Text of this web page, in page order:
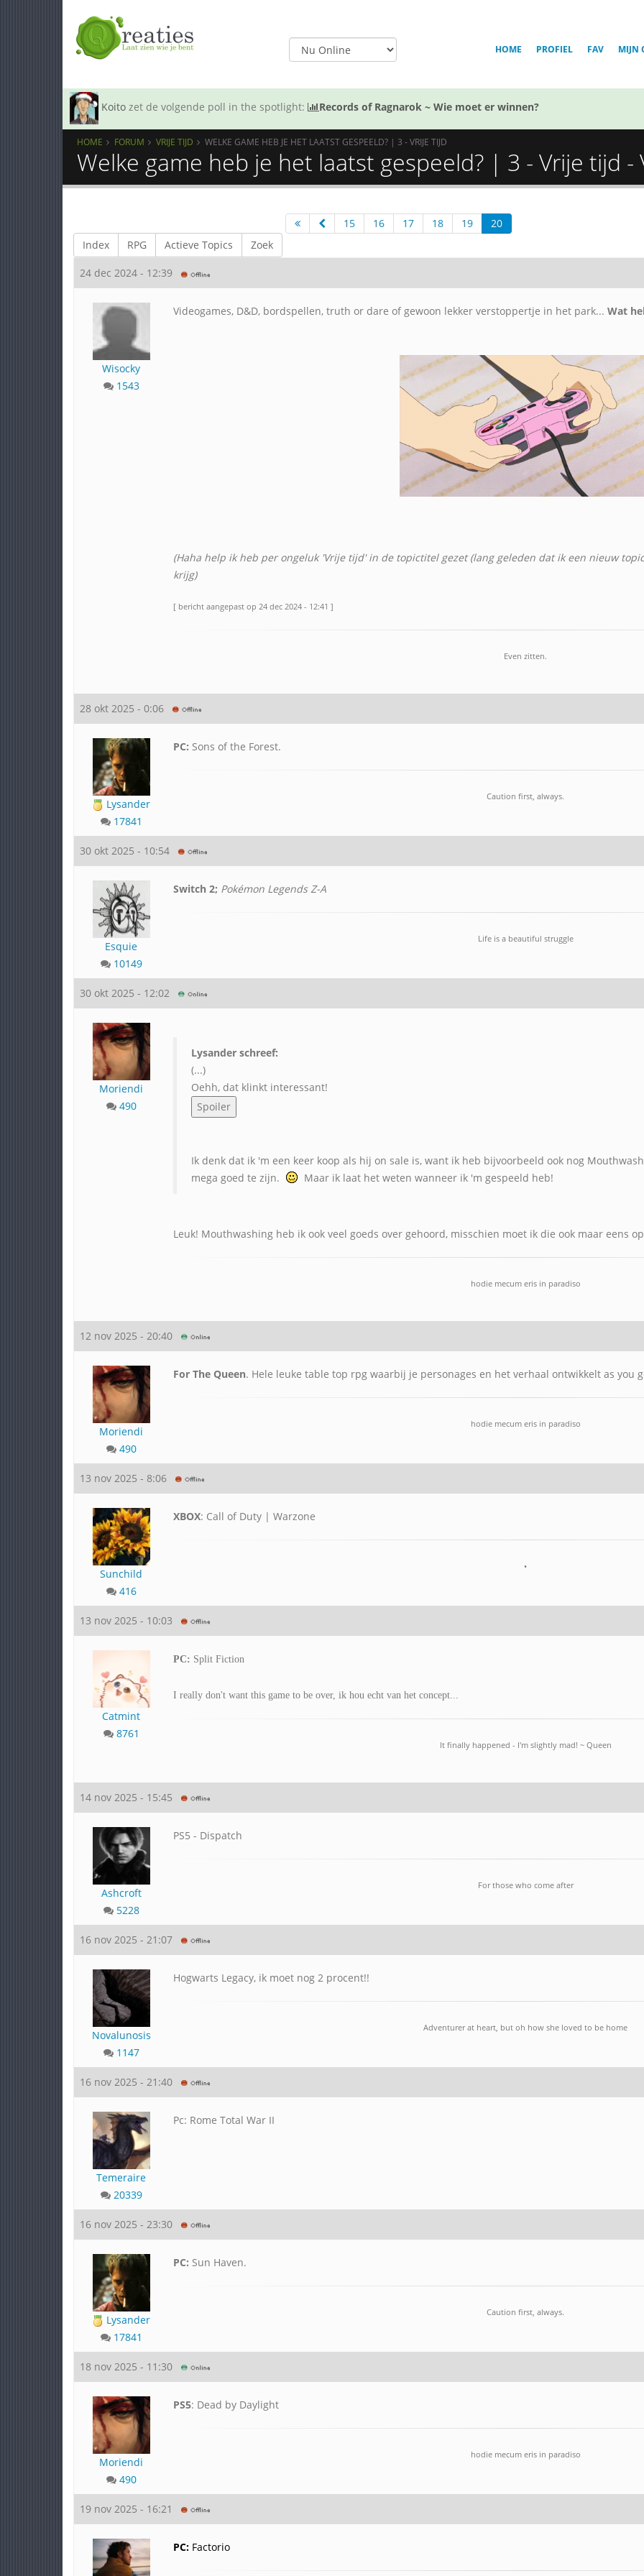
HOME PROFIEL FAV MIJN
Koito zet de volgende poll in the spotlight: Records of Ragnarok ~ Wie moet er winnen?
HOME FORUM VRIJE TIJD WELKE GAME HEB JE HET LAATST GESPEELD? | 3 - VRIJE TIJD
Welke game heb je het laatst gespeeld? | 3 - Vrije tijd -
Index RPG Actieve Topics Zoek
15 16 17 18 19 20
24 dec 2024 - 12:39
Wisocky
1543
Videogames, D&D, bordspellen, truth or dare of gewoon lekker verstoppertje in het park... Wat
(Haha help ik heb per ongeluk 'Vrije tijd' in de topictitel gezet (lang geleden dat ik een nieuw
krijg)
[ bericht aangepast op 24 dec 2024 - 12:41 ]
Even zitten.
28 okt 2025 - 0:06
Lysander
17841
PC: Sons of the Forest.
Caution first, always.
30 okt 2025 - 10:54
Esquie
10149
Switch 2; Pokémon Legends Z-A
Life is a beautiful struggle
30 okt 2025 - 12:02
Moriendi
490
Lysander schreef:
(...)
Oehh, dat klinkt interessant!
Ik denk dat ik 'm een keer koop als hij on sale is, want ik heb bijvoorbeeld ook nog
mega goed te zijn.
Maar ik laat het weten wanneer ik 'm gespeeld heb!
Leuk! Mouthwashing heb ik ook veel goeds over gehoord, misschien moet ik die ook maar eens
hodie mecum eris in paradiso
12 nov 2025 - 20:40
Moriendi
490
For The Queen. Hele leuke table top rpg waarbij je personages en het verhaal ontwikkelt as you
hodie mecum eris in paradiso
13 nov 2025 - 8:06
Sunchild
416
XBOX: Call of Duty | Warzone
•
13 nov 2025 - 10:03
Catmint
8761
PC: Split Fiction
I really don't want this game to be over, ik hou echt van het concept...
It finally happened - I'm slightly mad! ~ Queen
14 nov 2025 - 15:45
Ashcroft
5228
PS5 - Dispatch
For those who come after
16 nov 2025 - 21:07
Novalunosis
1147
Hogwarts Legacy, ik moet nog 2 procent!!
Adventurer at heart, but oh how she loved to be home
16 nov 2025 - 21:40
Temeraire
20339
Pc: Rome Total War II
16 nov 2025 - 23:30
Lysander
17841
PC: Sun Haven.
Caution first, always.
18 nov 2025 - 11:30
Moriendi
490
PS5: Dead by Daylight
hodie mecum eris in paradiso
19 nov 2025 - 16:21
PC: Factorio